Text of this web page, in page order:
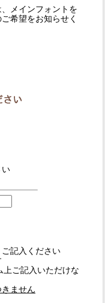
メインフォントを
希望をお知らせく
い
記入ください
ご記入いただけな
ません